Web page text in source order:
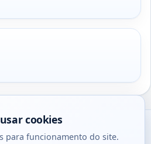
cookies
para funcionamento do site.